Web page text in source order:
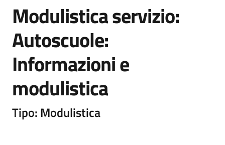
Modulistica servizio:
Autoscuole:
Informazioni e
modulistica
Tipo: Modulistica